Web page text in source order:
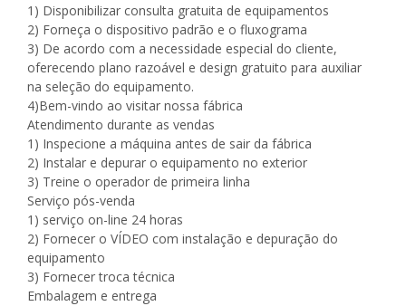
1) Disponibilizar consulta gratuita de equipamentos
2) Forneça o dispositivo padrão e o fluxograma
3) De acordo com a necessidade especial do cliente,
oferecendo plano razoável e design gratuito para auxiliar
na seleção do equipamento.
4)Bem-vindo ao visitar nossa fábrica
Atendimento durante as vendas
1) Inspecione a máquina antes de sair da fábrica
2) Instalar e depurar o equipamento no exterior
3) Treine o operador de primeira linha
Serviço pós-venda
1) serviço on-line 24 horas
2) Fornecer o VÍDEO com instalação e depuração do
equipamento
3) Fornecer troca técnica
Embalagem e entrega